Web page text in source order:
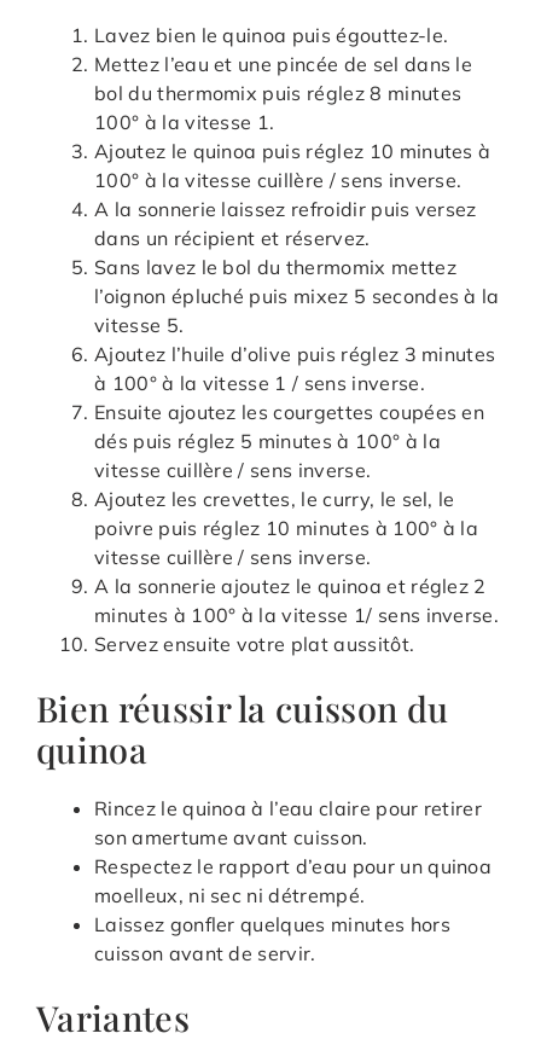
Lavez bien le quinoa puis égouttez-le.
Mettez l’eau et une pincée de sel dans le
bol du thermomix puis réglez 8 minutes
100° à la vitesse 1.
Ajoutez le quinoa puis réglez 10 minutes à
100° à la vitesse cuillère / sens inverse.
A la sonnerie laissez refroidir puis versez
dans un récipient et réservez.
Sans lavez le bol du thermomix mettez
l’oignon épluché puis mixez 5 secondes à la
vitesse 5.
Ajoutez l’huile d’olive puis réglez 3 minutes
à 100° à la vitesse 1 / sens inverse.
Ensuite ajoutez les courgettes coupées en
dés puis réglez 5 minutes à 100° à la
vitesse cuillère / sens inverse.
Ajoutez les crevettes, le curry, le sel, le
poivre puis réglez 10 minutes à 100° à la
vitesse cuillère / sens inverse.
A la sonnerie ajoutez le quinoa et réglez 2
minutes à 100° à la vitesse 1/ sens inverse.
Servez ensuite votre plat aussitôt.
Bien réussir la cuisson du
quinoa
Rincez le quinoa à l’eau claire pour retirer
son amertume avant cuisson.
Respectez le rapport d’eau pour un quinoa
moelleux, ni sec ni détrempé.
Laissez gonfler quelques minutes hors
cuisson avant de servir.
Variantes